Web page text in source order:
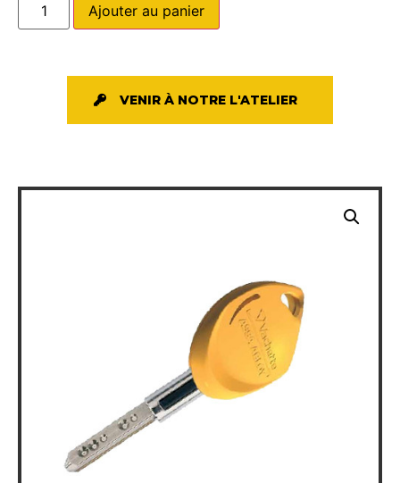
Ajouter au panier
VENIR À NOTRE L'ATELIER